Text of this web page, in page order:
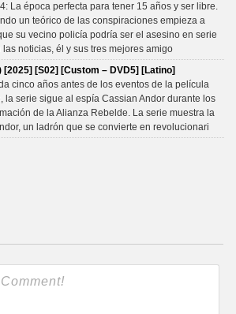
La época perfecta para tener 15 años y ser libre.
un teórico de las conspiraciones empieza a
su vecino policía podría ser el asesino en serie
noticias, él y sus tres mejores amigo
[2025] [S02] [Custom – DVD5] [Latino]
cinco años antes de los eventos de la película
la serie sigue al espía Cassian Andor durante los
de la Alianza Rebelde.​ La serie muestra la
un ladrón que se convierte en revolucionari